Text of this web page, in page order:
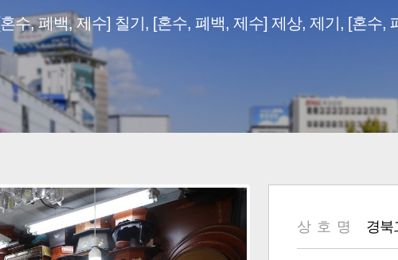
[혼수, 폐백, 제수] 칠기, [혼수, 폐백, 제수] 제상, 제기, [혼수,
상 호 명 경북